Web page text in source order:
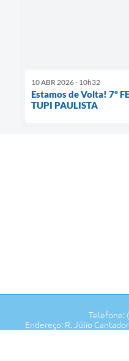
10 ABR 2026 - 10h32
Estamos de Volta! 7º
TUPI PAULISTA
Telefone:
Endereço: R. Júlio